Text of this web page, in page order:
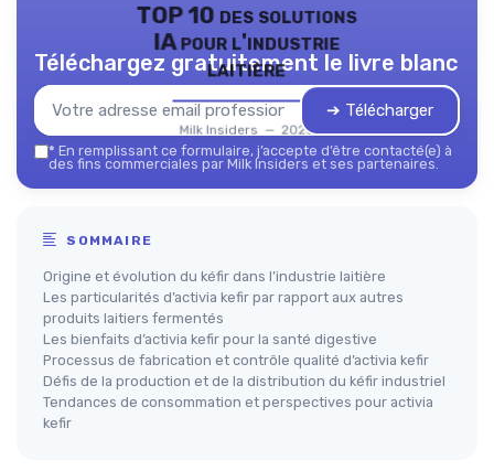
TOP 10 des solutions
IA pour l'industrie
laitière
Milk Insiders — 2026
Téléchargez gratuitement le livre blanc
➔ Télécharger
* En remplissant ce formulaire, j’accepte d’être contacté(e) à
des fins commerciales par Milk Insiders et ses partenaires.
SOMMAIRE
Origine et évolution du kéfir dans l’industrie laitière
Les particularités d’activia kefir par rapport aux autres
produits laitiers fermentés
Les bienfaits d’activia kefir pour la santé digestive
Processus de fabrication et contrôle qualité d’activia kefir
Défis de la production et de la distribution du kéfir industriel
Tendances de consommation et perspectives pour activia
kefir